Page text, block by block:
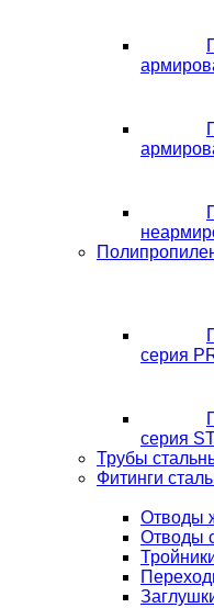
серия
серия
Трубы
Фитинги
Отводы
Отводы